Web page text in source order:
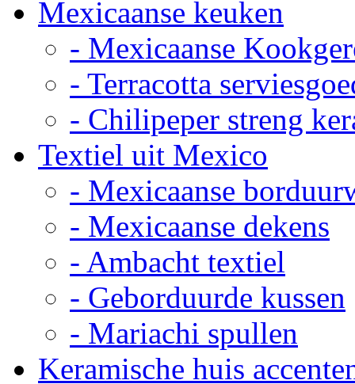
Mexicaanse keuken
- Mexicaanse
- Terracotta
- Chilipeper streng
Textiel uit Mexico
- Mexicaanse
- Mexicaanse dekens
- Ambacht textiel
- Geborduurde kussen
- Mariachi spullen
Keramische huis